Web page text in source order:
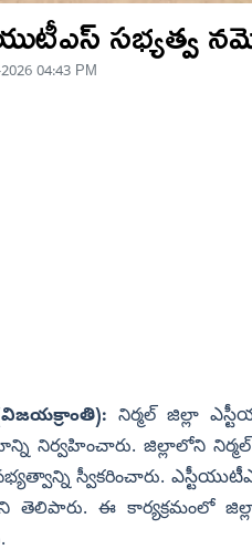
సభ్యత్వ
04:43 PM
నిర్మల్ జిల్లా
నిర్వహించారు. జిల్లాలోని
స్వీకరించారు.
తెలిపారు. ఈ కార్యక్రమంలో